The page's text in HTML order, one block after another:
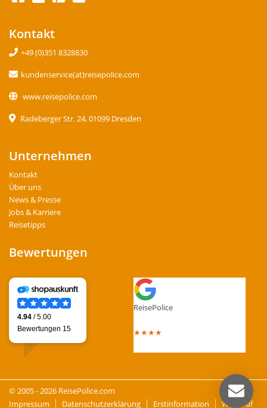
Kontakt
+49 (0)351 8328830
kundenservice(at)reisepolice.com
www.reisepolice.com
Radeberger Str. 24, 01099 Dresden
Unternehmen
Kontakt
Über uns
News & Presse
Jobs & Karriere
Reisetipps
Bewertungen
ReisePolice
★★★★
© 2005 - 2026 ReisePolice.com
Impressum
Datenschutzerklärung Erstinformation Widerruf